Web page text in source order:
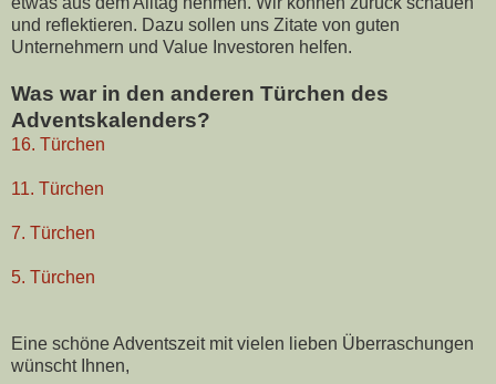
und reflektieren. Dazu sollen uns Zitate von guten
Unternehmern und Value Investoren helfen.
Was war in den anderen Türchen des
Adventskalenders?
16. Türchen
11. Türchen
7. Türchen
5. Türchen
Eine schöne Adventszeit mit vielen lieben Überraschungen
wünscht Ihnen,